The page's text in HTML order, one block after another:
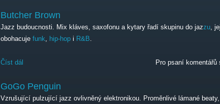
Butcher Brown
Jazz budoucnosti. Mix kláves, saxofonu a kytary řadí skupinu do jazzu,
obohacuje funk, hip-hop i R&B.
Číst dál Pro psaní komentářů
GoGo Penguin
Vzrušující pulzující jazz ovlivněný elektronikou. Proměnlivé lámané